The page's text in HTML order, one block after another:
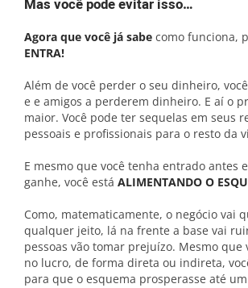
Mas você pode evitar isso…
Agora que você já sabe como funciona,
ENTRA!
Além de você perder o seu dinheiro,
e e amigos a perderem dinheiro. E aí o
maior. Você pode ter sequelas em seus
pessoais e profissionais para o resto da
E mesmo que você tenha entrado antes
ganhe, você está ALIMENTANDO O
Como, matematicamente, o negócio vai
qualquer jeito, lá na frente a base vai
pessoas vão tomar prejuízo. Mesmo que
no lucro, de forma direta ou indireta,
para que o esquema prosperasse até